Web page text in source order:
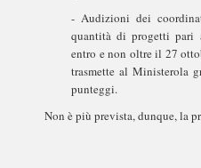
- Audizioni dei
quantità di progetti pari
entro e non oltre il 27
trasmette al Ministerola
punteggi.
Non è più prevista, dunque, la